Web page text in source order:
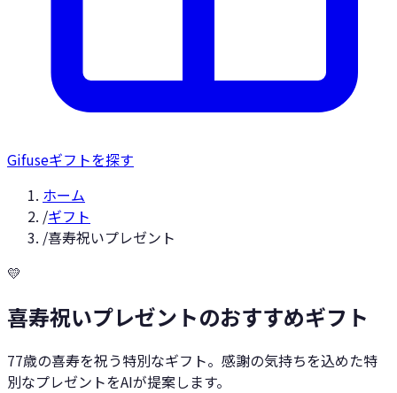
Gifuseギフトを探す
ホーム
/ギフト
/喜寿祝いプレゼント
💛
喜寿祝いプレゼントのおすすめギフト
77歳の喜寿を祝う特別なギフト。感謝の気持ちを込めた特
別なプレゼントをAIが提案します。